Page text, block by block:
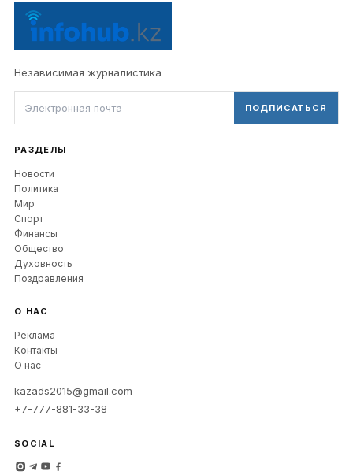
Независимая журналистика
ПОДПИСАТЬСЯ
РАЗДЕЛЫ
Новости
Политика
Мир
Спорт
Финансы
Общество
Духовность
Поздравления
О НАС
Реклама
Контакты
О нас
kazads2015@gmail.com
+7-777-881-33-38
SOCIAL